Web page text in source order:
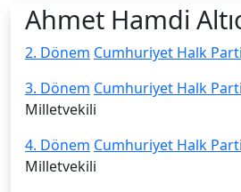
Ahmet Hamdi
2. Dönem Cumhuriyet Halk
3. Dönem Cumhuriyet Halk
Milletvekili
4. Dönem Cumhuriyet Halk
Milletvekili